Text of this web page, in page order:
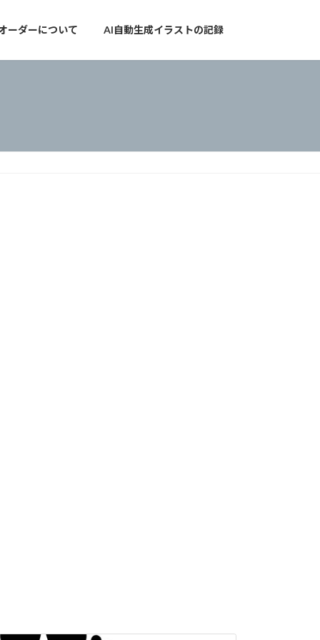
ーダーについて AI自動生成イラストの記録